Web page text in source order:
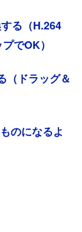
る（H.264
でOK）
（ドラッグ＆
のになるよ